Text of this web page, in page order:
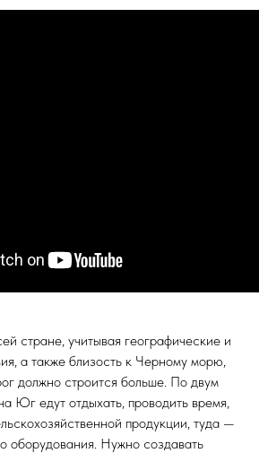
стране, учитывая географические и
а также близость к Черному морю,
должно строится больше. По двум
Юг едут отдыхать, проводить время,
продукции, туда —
оборудования. Нужно создавать